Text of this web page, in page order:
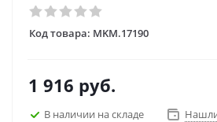
Код товара: MKM.17190
1 916 руб.
В наличии на складе